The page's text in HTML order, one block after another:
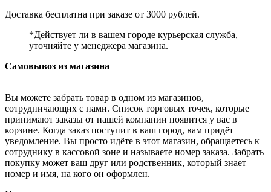
Доставка бесплатна при заказе от 3000 рублей.
*Действует ли в вашем городе курьерская служба,
уточняйте у менеджера магазина.
Самовывоз из магазина
Вы можете забрать товар в одном из магазинов,
сотрудничающих с нами. Список торговых точек, которые
принимают заказы от нашей компании появится у вас в
корзине. Когда заказ поступит в ваш город, вам придёт
уведомление. Вы просто идёте в этот магазин, обращаетесь к
сотруднику в кассовой зоне и называете номер заказа. Забрать
покупку может ваш друг или родственник, который знает
номер и имя, на кого он оформлен.